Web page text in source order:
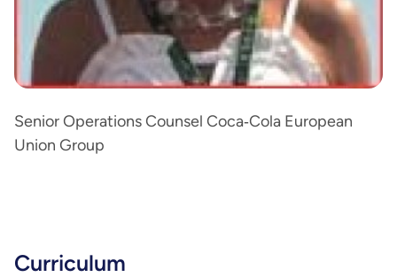
Senior Operations Counsel Coca‐Cola European
Union Group
Curriculum